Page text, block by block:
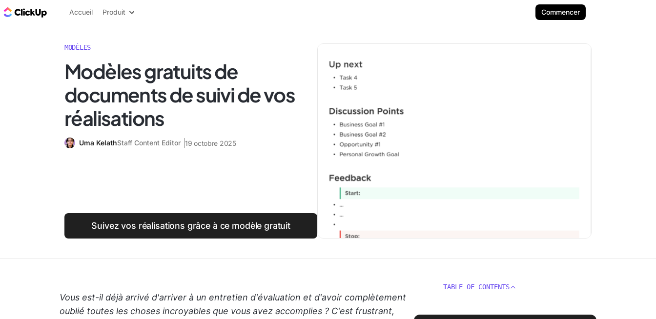
ClickUp Blog
Accueil Produit Commencer
MODÈLES
Modèles gratuits de
documents de suivi de vos
réalisations
Uma KelathStaff Content Editor 19 octobre 2025
Suivez vos réalisations grâce à ce modèle gratuit
Vous est-il déjà arrivé d'arriver à un entretien d'évaluation et d'avoir complètement
oublié toutes les choses incroyables que vous avez accomplies ? C'est frustrant,
TABLE OF CONTENTS